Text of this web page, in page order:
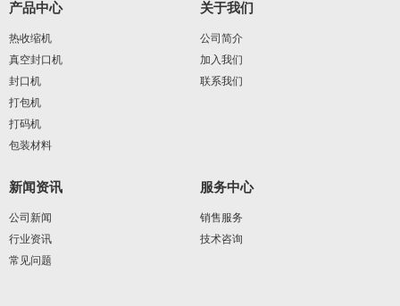
产品中心
热收缩机
真空封口机
封口机
打包机
打码机
包装材料
关于我们
公司简介
加入我们
联系我们
新闻资讯
公司新闻
行业资讯
常见问题
服务中心
销售服务
技术咨询